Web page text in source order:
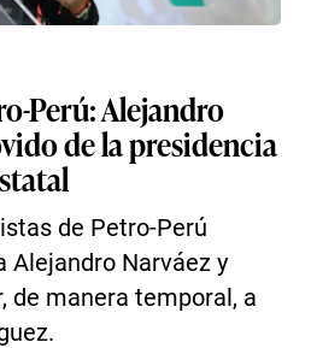
Perú: Alejandro
de la presidencia
de Petro-Perú
Alejandro Narváez y
de manera temporal, a